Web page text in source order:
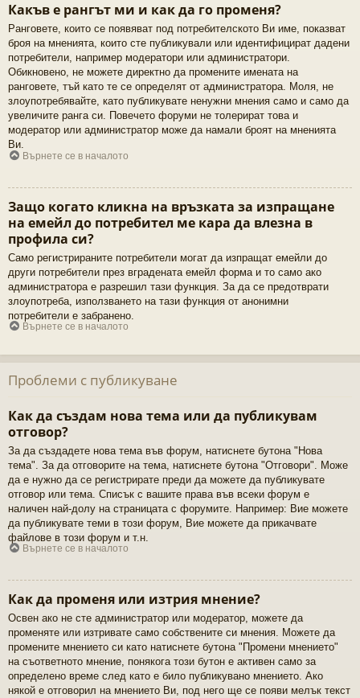
Какъв е рангът ми и как да го променя?
Ранговете, които се появяват под потребителското Ви име, показват
броя на мненията, които сте публикували или идентифицират дадени
потребители, например модератори или администратори.
Обикновено, не можете директно да промените имената на
ранговете, тъй като те се определят от администратора. Моля, не
злоупотребявайте, като публикувате ненужни мнения само и само да
увеличите ранга си. Повечето форуми не толерират това и
модератор или администратор може да намали броят на мненията
Ви.
Върнете се в началото
Защо когато кликна на връзката за изпращане
на емейл до потребител ме кара да влезна в
профила си?
Само регистрираните потребители могат да изпращат емейли до
други потребители през вградената емейл форма и то само ако
администратора е разрешил тази функция. За да се предотврати
злоупотреба, използването на тази функция от анонимни
потребители е забранено.
Върнете се в началото
Проблеми с публикуване
Как да създам нова тема или да публикувам
отговор?
За да създадете нова тема във форум, натиснете бутона "Нова
тема". За да отговорите на тема, натиснете бутона "Отговори". Може
да е нужно да се регистрирате преди да можете да публикувате
отговор или тема. Списък с вашите права във всеки форум е
наличен най-долу на страницата с форумите. Например: Вие можете
да публикувате теми в този форум, Вие можете да прикачвате
файлове в този форум и т.н.
Върнете се в началото
Как да променя или изтрия мнение?
Освен ако не сте администратор или модератор, можете да
променяте или изтривате само собствените си мнения. Можете да
промените мнението си като натиснете бутона "Промени мнението"
на съответното мнение, понякога този бутон е активен само за
определено време след като е било публикувано мнението. Ако
някой е отговорил на мнението Ви, под него ще се появи мелък текст